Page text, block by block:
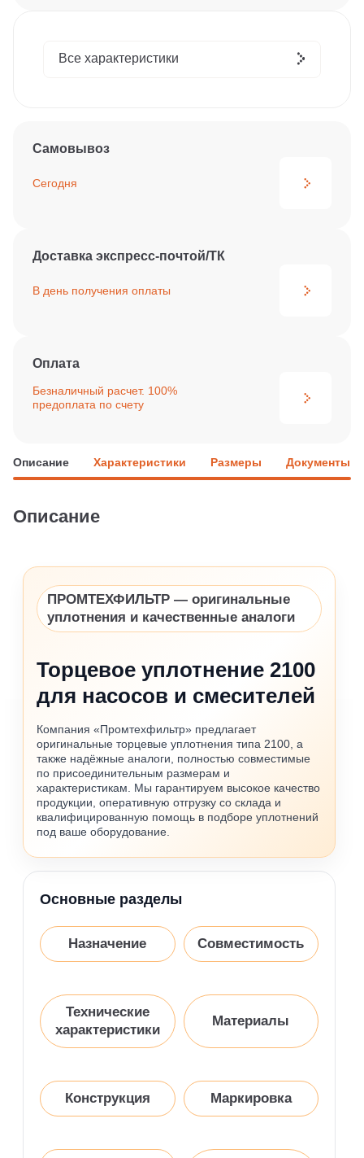
Все характеристики
Самовывоз
Сегодня
Доставка экспресс-почтой/ТК
В день получения оплаты
Оплата
Безналичный расчет. 100%
предоплата по счету
Описание Характеристики Размеры Документы
Описание
ПРОМТЕХФИЛЬТР — оригинальные
уплотнения и качественные аналоги
Торцевое уплотнение 2100
для насосов и смесителей
Компания «Промтехфильтр» предлагает
оригинальные торцевые уплотнения типа 2100, а
также надёжные аналоги, полностью совместимые
по присоединительным размерам и
характеристикам. Мы гарантируем высокое качество
продукции, оперативную отгрузку со склада и
квалифицированную помощь в подборе уплотнений
под ваше оборудование.
Основные разделы
Назначение Совместимость
Технические
характеристики
Материалы
Конструкция Маркировка